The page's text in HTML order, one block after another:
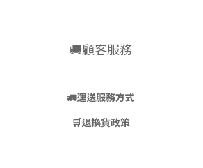
🚚顧客服務
🚛運送服務方式
🛒退換貨政策